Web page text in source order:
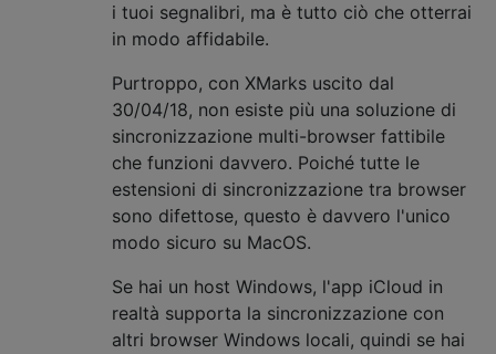
i tuoi segnalibri, ma è tutto ciò che otterrai
in modo affidabile.
Purtroppo, con XMarks uscito dal
30/04/18, non esiste più una soluzione di
sincronizzazione multi-browser fattibile
che funzioni davvero. Poiché tutte le
estensioni di sincronizzazione tra browser
sono difettose, questo è davvero l'unico
modo sicuro su MacOS.
Se hai un host Windows, l'app iCloud in
realtà supporta la sincronizzazione con
altri browser Windows locali, quindi se hai